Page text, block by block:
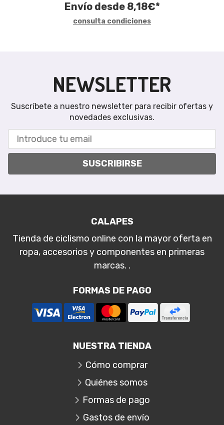
Envío desde 8,18€*
consulta condiciones
NEWSLETTER
Suscríbete a nuestro newsletter para recibir ofertas y
novedades exclusivas.
SUSCRIBIRSE
CALAPES
Tienda de ciclismo online con la mayor oferta en
ropa, accesorios y componentes en primeras
marcas. .
FORMAS DE PAGO
NUESTRA TIENDA
Cómo comprar
Quiénes somos
Formas de pago
Gastos de envío